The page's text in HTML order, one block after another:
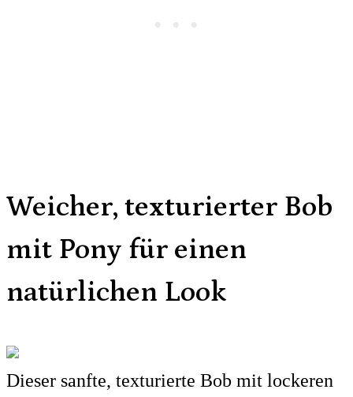
Weicher, texturierter Bob
mit Pony für einen
natürlichen Look
Dieser sanfte, texturierte Bob mit lockeren